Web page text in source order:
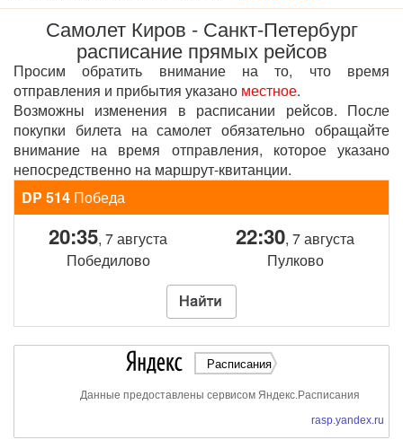
Самолет Киров - Санкт-Петербург
расписание прямых рейсов
Просим обратить внимание на то, что время
отправления и прибытия указано местное.
Возможны изменения в расписании рейсов. После
покупки билета на самолет обязательно обращайте
внимание на время отправления, которое указано
непосредственно на маршрут-квитанции.
DP 514 Победа
20:35, 7 августа
Победилово
22:30, 7 августа
Пулково
Расписания
Данные предоставлены сервисом Яндекс.Расписания
rasp.yandex.ru